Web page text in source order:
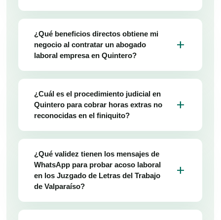
¿Qué beneficios directos obtiene mi
negocio al contratar un abogado
laboral empresa en Quintero?
add
¿Cuál es el procedimiento judicial en
Quintero para cobrar horas extras no
reconocidas en el finiquito?
add
¿Qué validez tienen los mensajes de
WhatsApp para probar acoso laboral
en los Juzgado de Letras del Trabajo
de Valparaíso?
add